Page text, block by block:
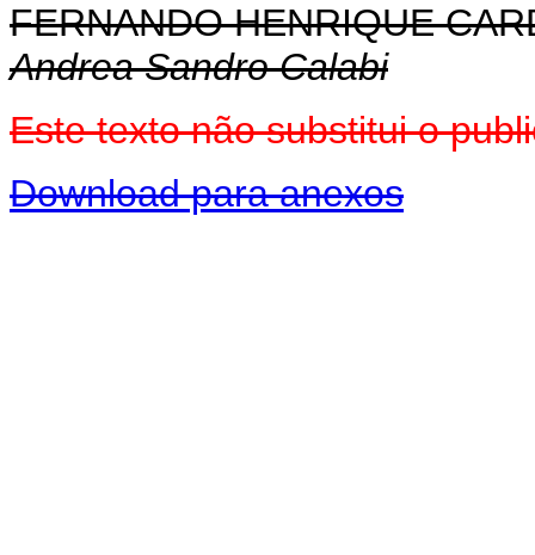
FERNANDO HENRIQUE
Andrea Sandro Calabi
Este texto não substitui o
Download para anexos